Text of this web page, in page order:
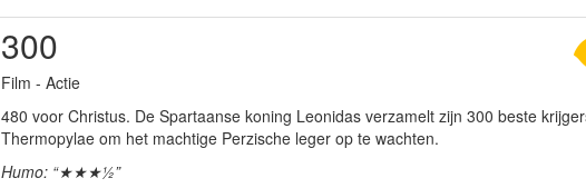
300
Film - Actie
480 voor Christus. De Spartaanse koning Leonidas verzamelt zijn 300 beste
Thermopylae om het machtige Perzische leger op te wachten.
Humo: “★★★½”